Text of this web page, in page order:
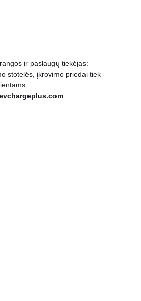
ir paslaugų tiekėjas:
stotelės, įkrovimo priedai tiek